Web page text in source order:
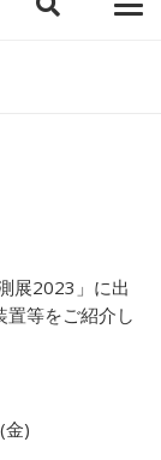
展2023」に出
置等をご紹介し
金)